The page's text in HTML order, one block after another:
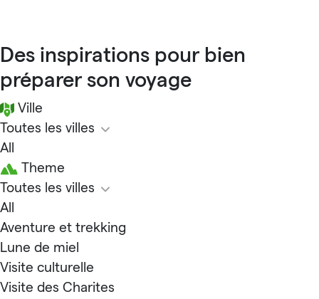
Des inspirations pour bien
préparer son voyage
Ville
Toutes les villes
All
Theme
Toutes les villes
All
Aventure et trekking
Lune de miel
Visite culturelle
Visite des Charites